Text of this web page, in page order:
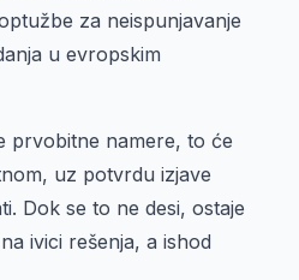
za neispunjavanje
u evropskim
prvobitne namere, to će
uz potvrdu izjave
Dok se to ne desi, ostaje
ivici rešenja, a ishod